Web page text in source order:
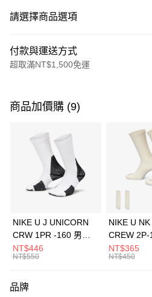
請選擇商品選項
付款與運送方式
超取滿NT$1,500免運
信用卡一次付款
3 期 0 利率 每期
合作金庫商業銀行
華南商業銀行
上海商業儲蓄銀行
元大商業銀行
台灣樂天信用卡公司
Apple Pay
全盈+PAY
AFTEE先享後付
【關於「AFTEE先享後付」】
商品加價購 (9)
NIKE U J UNICORN
CRW 1PR -160 男女
中統襪 FZ3393100
NT$446
NT$550
NIKE U
CREW 2P-
EMBRDY
FZ3073133
NT$365
NT$450
品牌